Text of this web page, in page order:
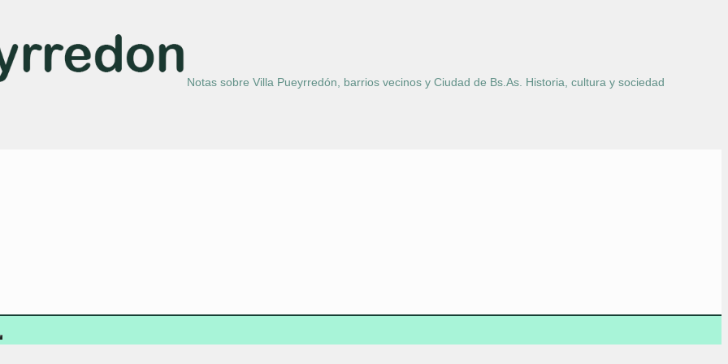
Notas sobre Villa Pueyrredón, barrios vecinos y Ciudad de Bs.As. Historia, cultura y sociedad